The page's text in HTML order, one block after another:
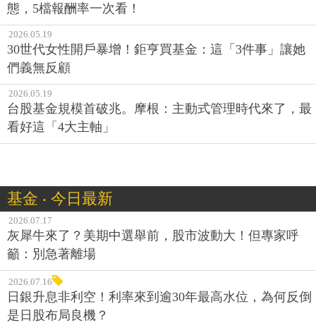
態，5檔報酬率一次看！
2026.05.19
30世代女性開戶暴增！鉅亨買基金：這「3件事」讓她
們義無反顧
2026.05.19
台股基金規模首破兆。摩根：主動式管理時代來了，最
看好這「4大主軸」
基金 ‧ 今日最新
2026.07.17
灰犀牛來了？美期中選舉前，股市波動大！但專家呼
籲：別急著離場
2026.07.16
日銀升息非利空！利率來到逾30年最高水位，為何反倒
是日股布局良機？